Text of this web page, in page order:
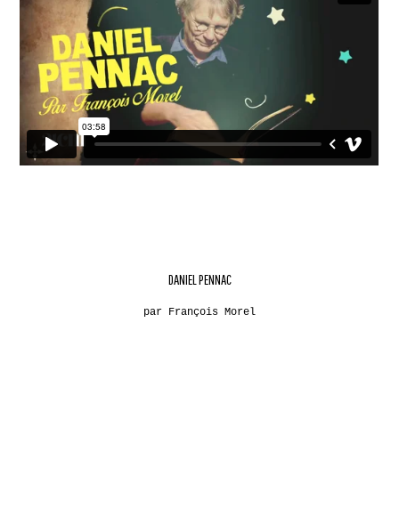
DANIEL PENNAC
par François Morel